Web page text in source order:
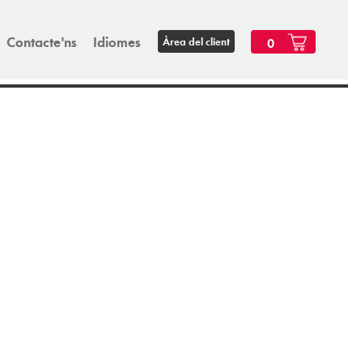
Contacte'ns Idiomes Àrea del client 0